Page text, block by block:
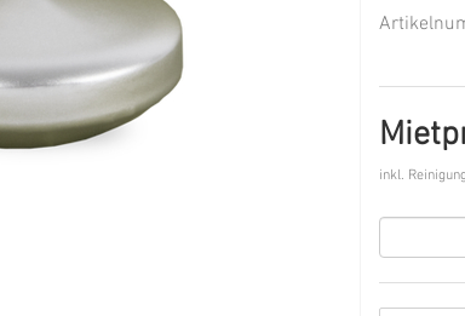
inkl.